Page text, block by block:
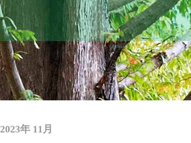
2023年 11月